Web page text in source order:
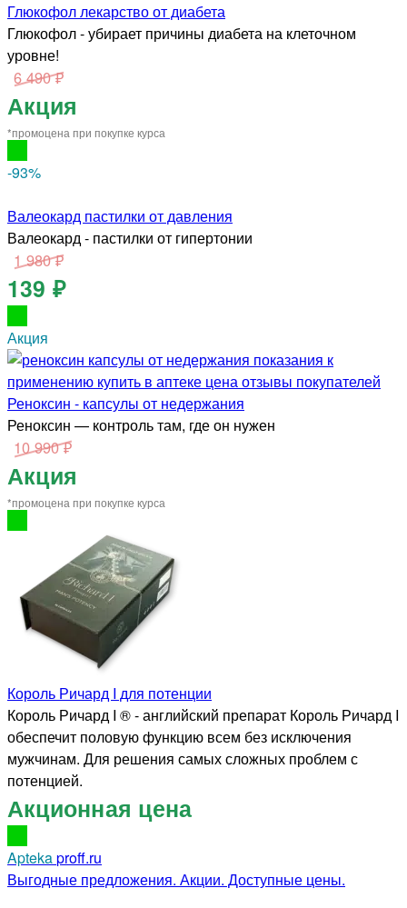
Глюкофол лекарство от диабета
Глюкофол - убирает причины диабета на клеточном
уровне!
6 490 ₽
Акция
*промоцена при покупке курса
-93%
Валеокард пастилки от давления
Валеокард - пастилки от гипертонии
1 980 ₽
139 ₽
Акция
Реноксин - капсулы от недержания
Реноксин — контроль там, где он нужен
10 990 ₽
Акция
*промоцена при покупке курса
Король Ричард I для потенции
Король Ричард I ® - английский препарат Король Ричард I
обеспечит половую функцию всем без исключения
мужчинам. Для решения самых сложных проблем с
потенцией.
Акционная цена
Aptekaproff.ru
Выгодные предложения. Акции. Доступные цены.